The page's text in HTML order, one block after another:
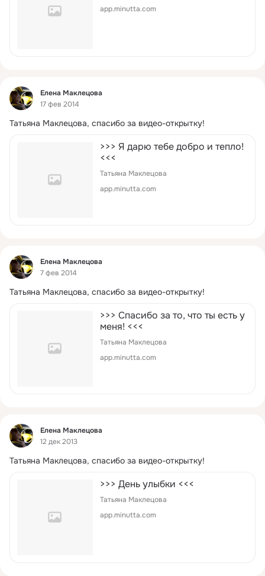
app.minutta.com
Фид
Елена Маклецова
17 фев 2014
Татьяна Маклецова, спасибо за видео-открытку!
>>> Я дарю тебе добро и тепло!
<<<
Татьяна Маклецова
app.minutta.com
Фид
Елена Маклецова
7 фев 2014
Татьяна Маклецова, спасибо за видео-открытку!
>>> Спасибо за то, что ты есть у
меня! <<<
Татьяна Маклецова
app.minutta.com
Фид
Елена Маклецова
12 дек 2013
Татьяна Маклецова, спасибо за видео-открытку!
>>> День улыбки <<<
Татьяна Маклецова
app.minutta.com